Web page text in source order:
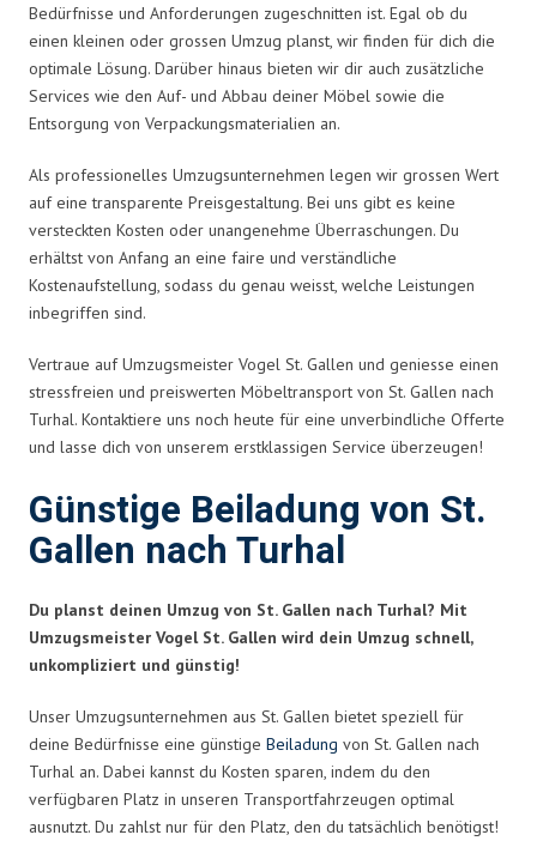
Bedürfnisse und Anforderungen zugeschnitten ist. Egal ob du
einen kleinen oder grossen Umzug planst, wir finden für dich die
optimale Lösung. Darüber hinaus bieten wir dir auch zusätzliche
Services wie den Auf- und Abbau deiner Möbel sowie die
Entsorgung von Verpackungsmaterialien an.
Als professionelles Umzugsunternehmen legen wir grossen Wert
auf eine transparente Preisgestaltung. Bei uns gibt es keine
versteckten Kosten oder unangenehme Überraschungen. Du
erhältst von Anfang an eine faire und verständliche
Kostenaufstellung, sodass du genau weisst, welche Leistungen
inbegriffen sind.
Vertraue auf Umzugsmeister Vogel St. Gallen und geniesse einen
stressfreien und preiswerten Möbeltransport von St. Gallen nach
Turhal. Kontaktiere uns noch heute für eine unverbindliche Offerte
und lasse dich von unserem erstklassigen Service überzeugen!
Günstige Beiladung von St.
Gallen nach Turhal
Du planst deinen Umzug von St. Gallen nach Turhal? Mit
Umzugsmeister Vogel St. Gallen wird dein Umzug schnell,
unkompliziert und günstig!
Unser Umzugsunternehmen aus St. Gallen bietet speziell für
deine Bedürfnisse eine günstige Beiladung von St. Gallen nach
Turhal an. Dabei kannst du Kosten sparen, indem du den
verfügbaren Platz in unseren Transportfahrzeugen optimal
ausnutzt. Du zahlst nur für den Platz, den du tatsächlich benötigst!